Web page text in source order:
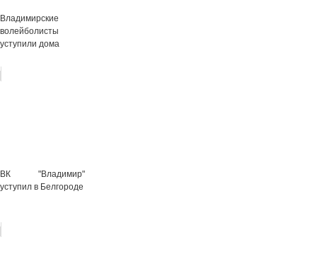
Владимирские
волейболисты
уступили дома
ВК "Владимир"
уступил в Белгороде